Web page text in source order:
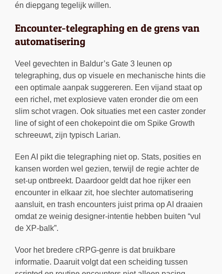
én diepgang tegelijk willen.
Encounter-telegraphing en de grens van
automatisering
Veel gevechten in Baldur’s Gate 3 leunen op
telegraphing, dus op visuele en mechanische hints die
een optimale aanpak suggereren. Een vijand staat op
een richel, met explosieve vaten eronder die om een
slim schot vragen. Ook situaties met een caster zonder
line of sight of een chokepoint die om Spike Growth
schreeuwt, zijn typisch Larian.
Een AI pikt die telegraphing niet op. Stats, posities en
kansen worden wel gezien, terwijl de regie achter de
set-up ontbreekt. Daardoor geldt dat hoe rijker een
encounter in elkaar zit, hoe slechter automatisering
aansluit, en trash encounters juist prima op AI draaien
omdat ze weinig designer-intentie hebben buiten “vul
de XP-balk”.
Voor het bredere cRPG-genre is dat bruikbare
informatie. Daaruit volgt dat een scheiding tussen